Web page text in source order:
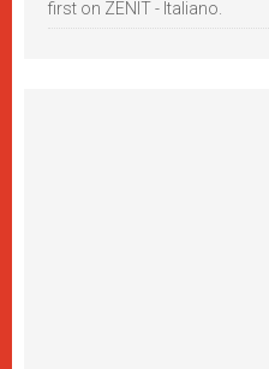
first on ZENIT - Italiano.